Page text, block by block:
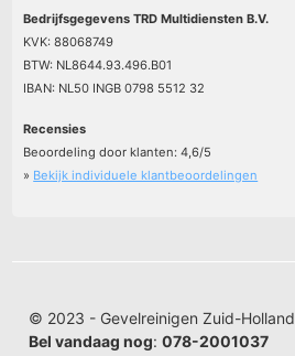
Bedrijfsgegevens TRD Multidiensten B.V.
KVK: 88068749
BTW: NL8644.93.496.B01
IBAN: NL50 INGB 0798 5512 32
Recensies
Beoordeling door klanten:4,6/5
» Bekijk individuele klantbeoordelingen
© 2023 - Gevelreinigen Zuid-Holland
Bel vandaag nog:078-2001037